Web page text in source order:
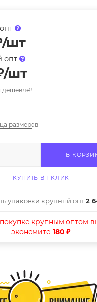
/шт
опт
/шт
размеров
В
КУПИТЬ В 1 КЛИК
упаковки крупный опт2
крупным оптом
экономите180 ₽